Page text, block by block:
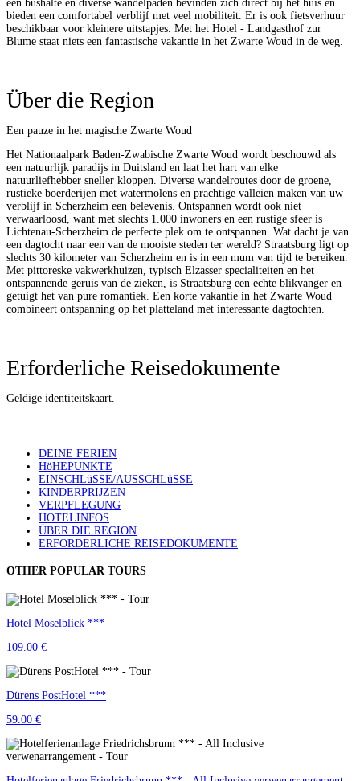
een bushalte en diverse wandelpaden bevinden zich direct bij het huis en
bieden een comfortabel verblijf met veel mobiliteit. Er is ook fietsverhuur
beschikbaar voor kleinere uitstapjes. Met het Hotel - Landgasthof zur
Blume staat niets een fantastische vakantie in het Zwarte Woud in de weg.
Über die Region
Een pauze in het magische Zwarte Woud
Het Nationaalpark Baden-Zwabische Zwarte Woud wordt beschouwd als
een natuurlijk paradijs in Duitsland en laat het hart van elke
natuurliefhebber sneller kloppen. Diverse wandelroutes door de groene,
rustieke boerderijen met watermolens en prachtige valleien maken van uw
verblijf in Scherzheim een ​​belevenis. Ontspannen wordt ook niet
verwaarloosd, want met slechts 1.000 inwoners en een rustige sfeer is
Lichtenau-Scherzheim de perfecte plek om te ontspannen. Wat dacht je van
een dagtocht naar een van de mooiste steden ter wereld? Straatsburg ligt op
slechts 30 kilometer van Scherzheim en is in een mum van tijd te bereiken.
Met pittoreske vakwerkhuizen, typisch Elzasser specialiteiten en het
ontspannende geruis van de zieken, is Straatsburg een echte blikvanger en
getuigt het van pure romantiek. Een korte vakantie in het Zwarte Woud
combineert ontspanning op het platteland met interessante dagtochten.
Erforderliche Reisedokumente
Geldige identiteitskaart.
DEINE FERIEN
HöHEPUNKTE
EINSCHLüSSE/AUSSCHLüSSE
KINDERPRIJZEN
VERPFLEGUNG
HOTELINFOS
ÜBER DIE REGION
ERFORDERLICHE REISEDOKUMENTE
OTHER POPULAR TOURS
Hotel Moselblick ***
109.00 €
Dürens PostHotel ***
59.00 €